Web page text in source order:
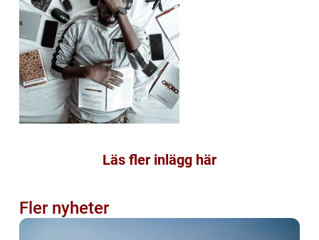
Läs fler inlägg här
Fler nyheter